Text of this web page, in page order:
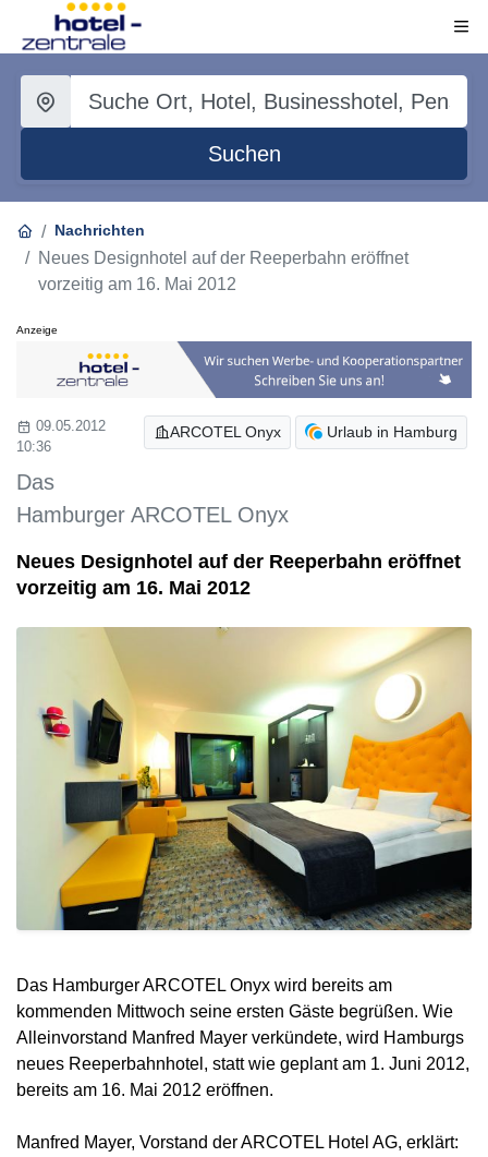
Suchen
Nachrichten
Neues Designhotel auf der Reeperbahn eröffnet
vorzeitig am 16. Mai 2012
Anzeige
ARCOTEL Onyx Urlaub in Hamburg
09.05.2012
10:36
Das
Hamburger ARCOTEL Onyx
Neues Designhotel auf der Reeperbahn eröffnet
vorzeitig am 16. Mai 2012
Das Hamburger ARCOTEL Onyx wird bereits am
kommenden Mittwoch seine ersten Gäste begrüßen. Wie
Alleinvorstand Manfred Mayer verkündete, wird Hamburgs
neues Reeperbahnhotel, statt wie geplant am 1. Juni 2012,
bereits am 16. Mai 2012 eröffnen.
Manfred Mayer, Vorstand der ARCOTEL Hotel AG, erklärt: